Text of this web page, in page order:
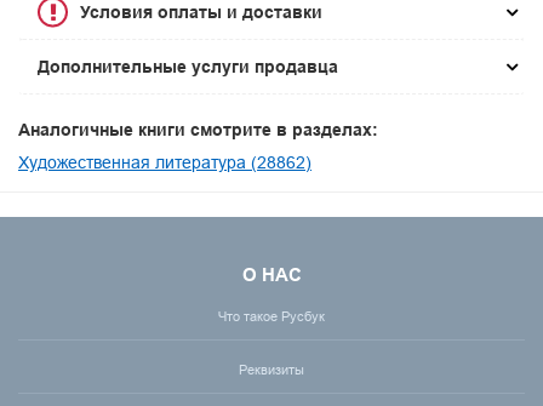
Условия оплаты и доставки
Дополнительные услуги продавца
Аналогичные книги смотрите в разделах:
Художественная литература (28862)
О НАС
Что такое Русбук
Реквизиты